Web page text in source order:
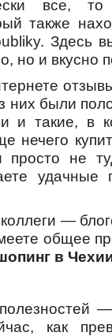
все, то
также
Здесь
но и вкусно
них были
и такие, в
нечего
просто не
удачные
—
общее
в
—
как